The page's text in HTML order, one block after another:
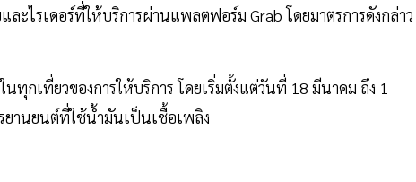
ไรเดอร์ที่ให้บริการผ่านแพลตฟอร์ม Grab โดยมาตรการดังกล่าว
เที่ยวของการให้บริการ โดยเริ่มตั้งแต่วันที่ 18 มีนาคม ถึง 1
ยานยนต์ที่ใช้น้ำมันเป็นเชื้อเพลิง